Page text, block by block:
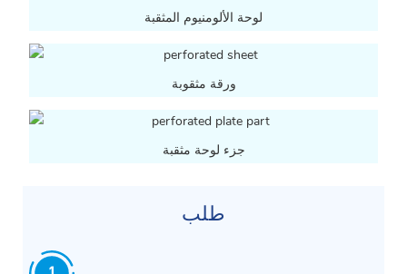
لوحة الألومنيوم المثقبة
ورقة مثقوبة
جزء لوحة مثقبة
طلب